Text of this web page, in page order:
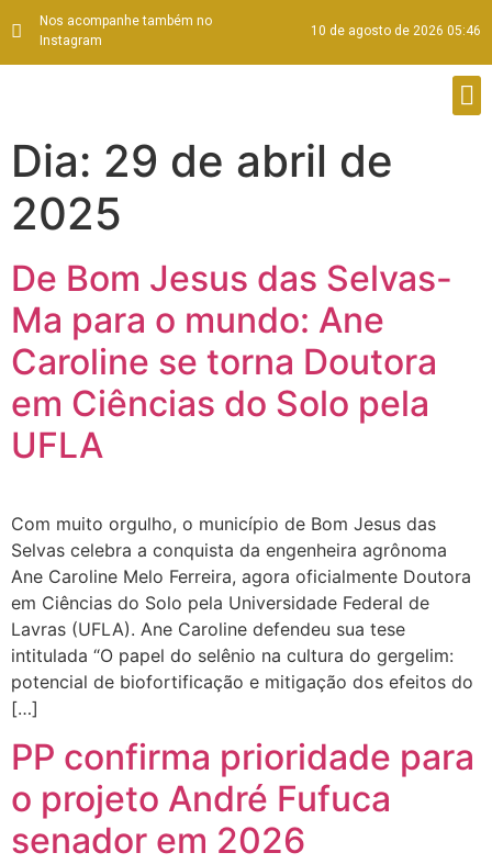
Nos acompanhe também no
Instagram
10 de agosto de 2026 05:46
Dia: 29 de abril de
2025
De Bom Jesus das Selvas-
Ma para o mundo: Ane
Caroline se torna Doutora
em Ciências do Solo pela
UFLA
Com muito orgulho, o município de Bom Jesus das
Selvas celebra a conquista da engenheira agrônoma
Ane Caroline Melo Ferreira, agora oficialmente Doutora
em Ciências do Solo pela Universidade Federal de
Lavras (UFLA). Ane Caroline defendeu sua tese
intitulada “O papel do selênio na cultura do gergelim:
potencial de biofortificação e mitigação dos efeitos do
[…]
PP confirma prioridade para
o projeto André Fufuca
senador em 2026